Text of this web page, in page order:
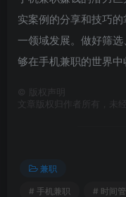
实案例的分享和技巧
一领域发展。做好筛
够在手机兼职的世界中
©
版权声明
文章版权归作者所有，未
兼职
# 手机兼职 # 时间